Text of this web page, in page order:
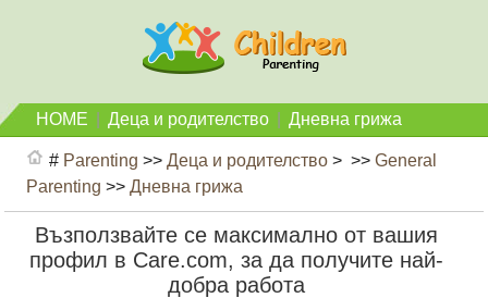
HOME Деца и родителство Дневна грижа
# Parenting >>Деца и родителство > >>General
Parenting >>Дневна грижа
Възползвайте се максимално от вашия
профил в Care.com, за да получите най-
добра работа